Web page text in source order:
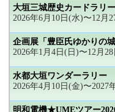
大垣三城歴史カードラリー
2026年6月10日(水)〜12月
企画展「豊臣氏ゆかりの
2026年1月4日(日)〜12月
水都大垣ワンダーラリー
2026年4月10日(金)〜2027
明和電機★UMEツアー